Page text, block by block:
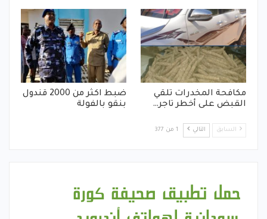
مكافحة المخدرات تلقي
القبض على أخطر تاجر…
ضبط اكثر من 2000 قندول
بنقو بالفولة
السابق التالي 1 من 377